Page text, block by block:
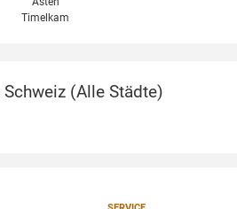
Timelkam
(Alle Städte)